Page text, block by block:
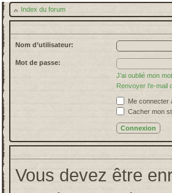
Index du forum
Nom d’utilisateur:
Mot de passe:
J’ai oublié mon
Renvoyer l’e-mail
Me connecter
Cacher mon
Vous devez être